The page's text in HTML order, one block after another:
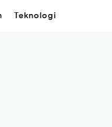
Teknologi